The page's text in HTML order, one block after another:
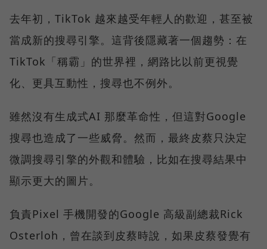
去年初，TikTok 越來越受年輕人的歡迎，甚至被
當成新的搜尋引擎。這背後隱藏著一個趨勢：在
TikTok「稱霸」的世界裡，網路比以前更視覺
化、更具互動性，搜尋也不例外。
雖然沒有生成式AI 那麼革命性，但這對Google
搜尋也造成了一些威脅。然而，最終皮蔡只決定
微調搜尋引擎的外觀和體驗，比如在搜尋結果中
顯示更大的圖片。
負責Pixel 手機開發的Google 高級副總裁Rick
Osterloh，曾在談到皮蔡時說，如果皮蔡發覺有